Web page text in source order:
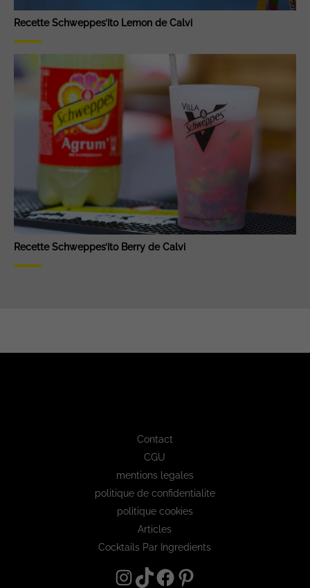
Recette Schweppes’ito Lemon de Calvi
Recette Schweppes’ito Berry de Calvi
Contact
CGU
mentions legales
politique de confidentialite
politique cookies
Articles
Cocktails Par Ingredients